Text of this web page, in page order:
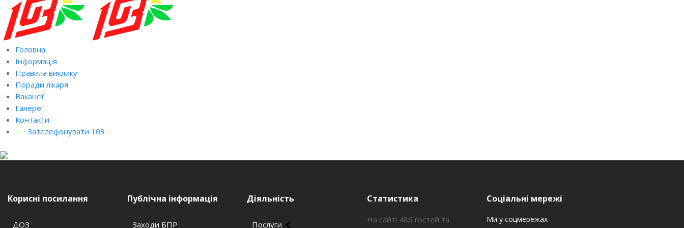
Головна
Інформація
Правила виклику
Поради лікаря
Вакансії
Галереї
Контакти
Зателефонувати 103
Корисні посилання
ДОЗ
Публічна інформація
Заходи БПР
Діяльність
Послуги
Статистика
На сайті 486 гостей та
Соціальні мережі
Ми у соцмережах